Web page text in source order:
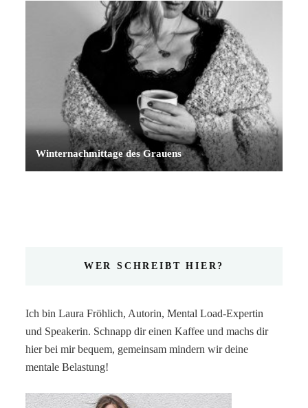
Winternachmittage des Grauens
WER SCHREIBT HIER?
Ich bin Laura Fröhlich, Autorin, Mental Load-Expertin
und Speakerin. Schnapp dir einen Kaffee und machs dir
hier bei mir bequem, gemeinsam mindern wir deine
mentale Belastung!